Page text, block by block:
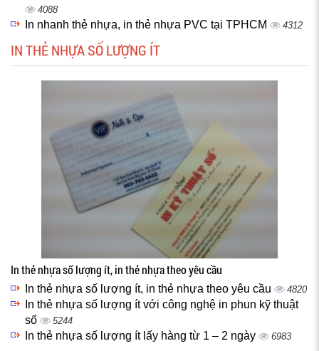
4088
In nhanh thẻ nhựa, in thẻ nhựa PVC tại TPHCM 4312
IN THẺ NHỰA SỐ LƯỢNG ÍT
In thẻ nhựa số lượng ít, in thẻ nhựa theo yêu cầu
In thẻ nhựa số lượng ít, in thẻ nhựa theo yêu cầu 4820
In thẻ nhựa số lượng ít với công nghệ in phun kỹ thuật
số
5244
In thẻ nhựa số lượng ít lấy hàng từ 1 – 2 ngày 6983